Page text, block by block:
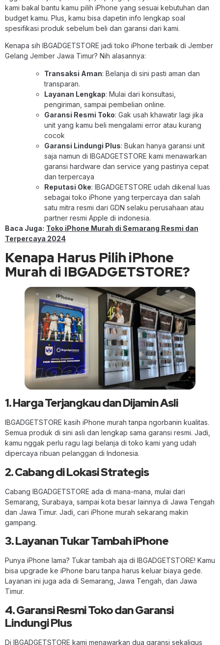
kami bakal bantu kamu pilih iPhone yang sesuai kebutuhan dan
budget kamu. Plus, kamu bisa dapetin info lengkap soal
spesifikasi produk sebelum beli dan garansi dari kami.
Kenapa sih IBGADGETSTORE jadi toko iPhone terbaik di Jember
Gelang Jember Jawa Timur? Nih alasannya:
Transaksi Aman: Belanja di sini pasti aman dan
transparan.
Layanan Lengkap: Mulai dari konsultasi,
pengiriman, sampai pembelian online.
Garansi Resmi Toko: Gak usah khawatir lagi jika
unit yang kamu beli mengalami error atau kurang
cocok
Garansi Lindungi Plus: Bukan hanya garansi unit
saja namun di IBGADGETSTORE kami menawarkan
garansi hardware dan service yang pastinya cepat
dan terpercaya
Reputasi Oke: IBGADGETSTORE udah dikenal luas
sebagai toko iPhone yang terpercaya dan salah
satu mitra resmi dari GDN selaku perusahaan atau
partner resmi Apple di indonesia.
Baca Juga: Toko iPhone Murah di Semarang Resmi dan
Terpercaya 2024
Kenapa Harus Pilih iPhone
Murah di IBGADGETSTORE?
1. Harga Terjangkau dan Dijamin Asli
IBGADGETSTORE kasih iPhone murah tanpa ngorbanin kualitas.
Semua produk di sini asli dan lengkap sama garansi resmi. Jadi,
kamu nggak perlu ragu lagi belanja di toko kami yang udah
dipercaya ribuan pelanggan di Indonesia.
2. Cabang di Lokasi Strategis
Cabang IBGADGETSTORE ada di mana-mana, mulai dari
Semarang, Surabaya, sampai kota besar lainnya di Jawa Tengah
dan Jawa Timur. Jadi, cari iPhone murah sekarang makin
gampang.
3. Layanan Tukar Tambah iPhone
Punya iPhone lama? Tukar tambah aja di IBGADGETSTORE! Kamu
bisa upgrade ke iPhone baru tanpa harus keluar biaya gede.
Layanan ini juga ada di Semarang, Jawa Tengah, dan Jawa
Timur.
4. Garansi Resmi Toko dan Garansi
Lindungi Plus
Di IBGADGETSTORE kami menawarkan dua garansi sekaligus